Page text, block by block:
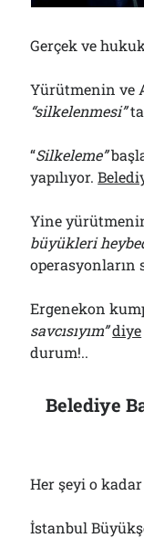
Arşivler
Gerçek ve
Yürütmenin ve
“silkelenmesi”
“Silkeleme”
yapılıyor.
Yine
büyükleri
Ergenekon
savcısıyım”diye
durum!..
Belediye
Her şeyi o
İstanbul